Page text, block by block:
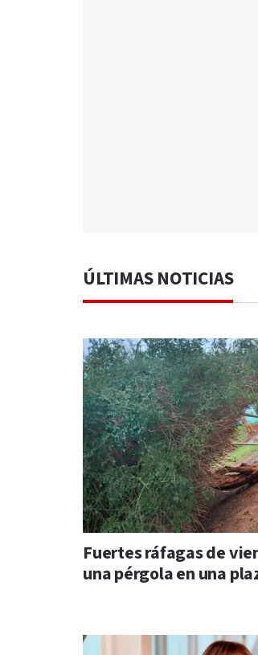
ÚLTIMAS NOTICIAS
Fuertes ráfagas de
una pérgola en una